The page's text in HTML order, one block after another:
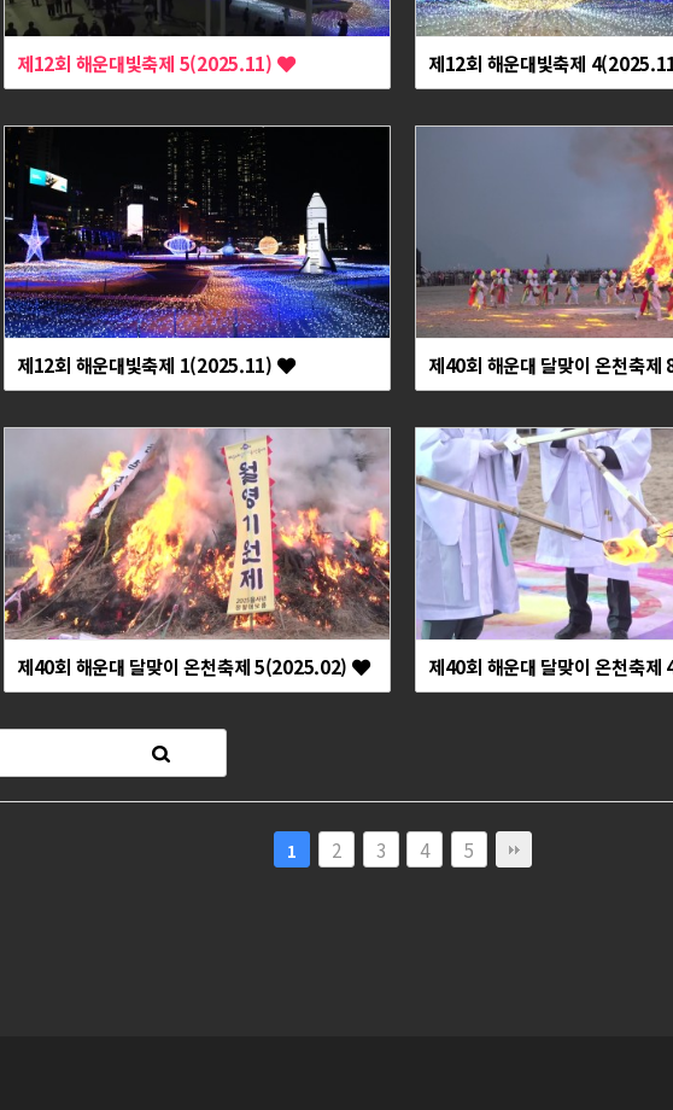
제12회 해운대빛축제 5(2025.11) 제12회 해운대빛축제
제12회 해운대빛축제 1(2025.11) 제40회 해운대 달맞이 온천축
제40회 해운대 달맞이 온천축제 5(2025.02) 제40회 해운대 달맞이 온천축
1 2 3 4 5